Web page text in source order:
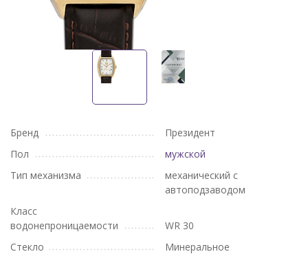
Бренд
Президент
Пол
мужской
Тип механизма
механический с
автоподзаводом
Класс
водонепроницаемости
WR 30
Стекло
Минеральное